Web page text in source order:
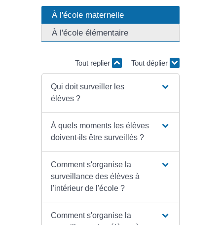
À l'école maternelle
À l'école élémentaire
Tout replier Tout déplier
Qui doit surveiller les
élèves ?
À quels moments les élèves
doivent-ils être surveillés ?
Comment s'organise la
surveillance des élèves à
l'intérieur de l'école ?
Comment s'organise la